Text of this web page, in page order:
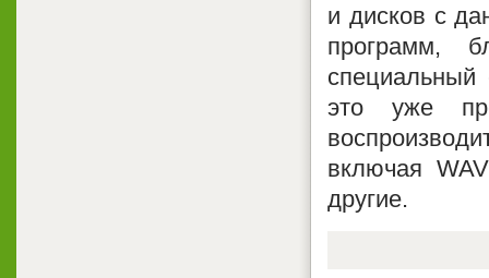
и дисков с
программ,
это уже
включая
другие.